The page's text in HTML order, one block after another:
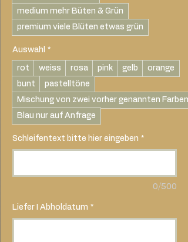
medium mehr Büten & Grün
premium viele Blüten etwas grün
Auswahl *
rot weiss rosa pink gelb
orange
bunt
pastelltöne
Mischung von zwei vorher genannten Farben
Blau nur auf Anfrage
Schleifentext bitte hier eingeben *
0/500
Liefer I Abholdatum *